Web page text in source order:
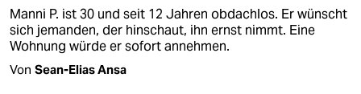
Manni P. ist 30 und seit 12 Jahren obdachlos. Er wünscht
sich jemanden, der hinschaut, ihn ernst nimmt. Eine
Wohnung würde er sofort annehmen.
Von Sean-Elias Ansa